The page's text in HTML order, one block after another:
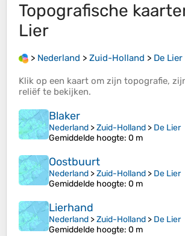
Topografische
Lier
> Nederland > Zuid-Holland > De Lier
Klik op een kaart om zijn topografie,
reliëf te bekijken.
Blaker
Nederland >Zuid-Holland > De Lier
Gemiddelde hoogte: 0 m
Oostbuurt
Nederland >Zuid-Holland > De Lier
Gemiddelde hoogte: 0 m
Lierhand
Nederland >Zuid-Holland > De Lier
Gemiddelde hoogte: 0 m